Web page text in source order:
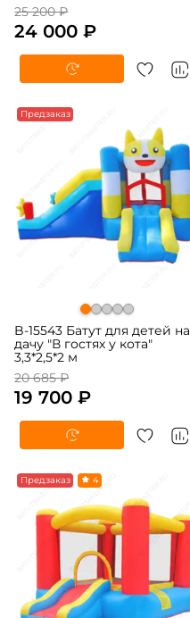
25 200 ₽
24 000 ₽
-5% Предзаказ
B-15543 Батут для детей на
дачу "В гостях у кота"
3,3*2,5*2 м
20 685 ₽
19 700 ₽
-5% Предзаказ